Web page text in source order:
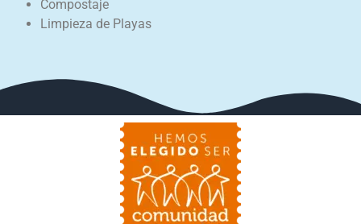
Compostaje
Limpieza de Playas